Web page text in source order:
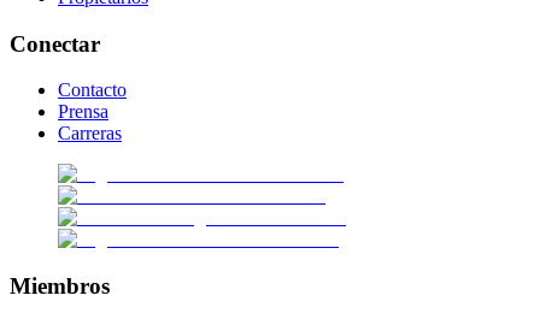
Conectar
Contacto
Prensa
Carreras
Miembros